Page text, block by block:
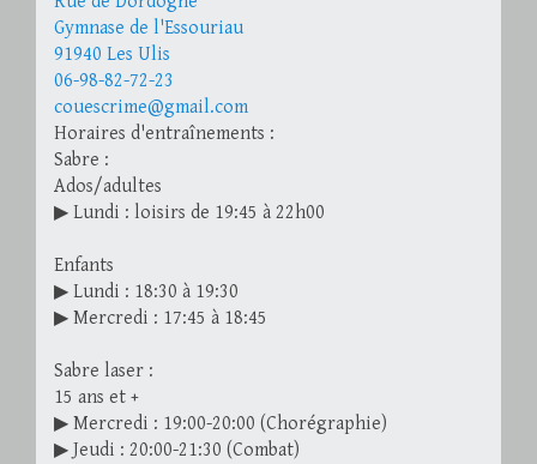
Gymnase de l'Essouriau
91940 Les Ulis
06-98-82-72-23
couescrime@gmail.com
Horaires d'entraînements :
Sabre :
Ados/adultes
▶ Lundi : loisirs de 19:45 à 22h00
Enfants
▶ Lundi : 18:30 à 19:30
▶ Mercredi : 17:45 à 18:45
Sabre laser :
15 ans et +
▶ Mercredi : 19:00-20:00 (Chorégraphie)
▶ Jeudi : 20:00-21:30 (Combat)